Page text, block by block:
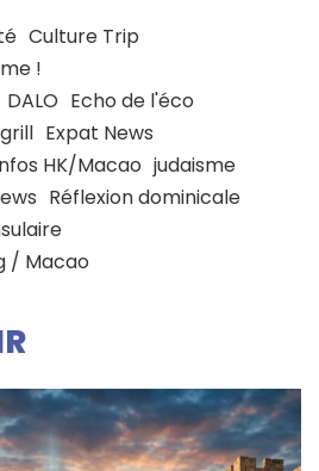
Culture Trip
!
Echo de l'éco
Expat News
HK/Macao judaisme
Réflexion dominicale
/ Macao